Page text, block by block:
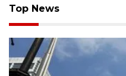
Top News